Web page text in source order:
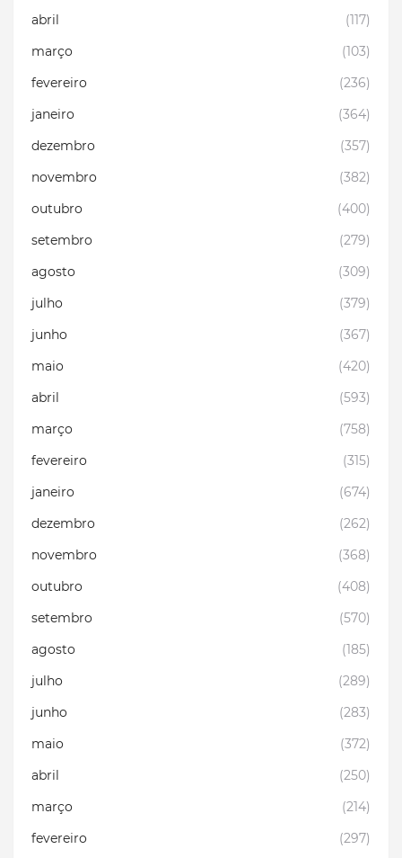
abril
(117)
março
(103)
fevereiro
(236)
janeiro
(364)
dezembro
(357)
novembro
(382)
outubro
(400)
setembro
(279)
agosto
(309)
julho
(379)
junho
(367)
maio
(420)
abril
(593)
março
(758)
fevereiro
(315)
janeiro
(674)
dezembro
(262)
novembro
(368)
outubro
(408)
setembro
(570)
agosto
(185)
julho
(289)
junho
(283)
maio
(372)
abril
(250)
março
(214)
fevereiro
(297)